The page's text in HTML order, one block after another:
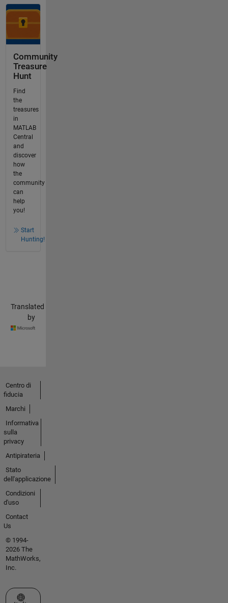
Community
Treasure
Hunt
Find
the
treasures
in
MATLAB
Central
and
discover
how
the
community
can
help
you!
Start
Hunting!
Translated
by
Centro di
fiducia
Marchi
Informativa
sulla
privacy
Antipirateria
Stato
dell'applicazione
Condizioni
d'uso
Contact
Us
© 1994-
2026 The
MathWorks,
Inc.
Seleziona un sito web